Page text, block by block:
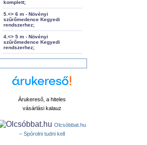
komplett;
5.<> 6 m - Növényi
szűrőmedence Kegyedi
rendszerhez;
4.<> 5 m - Növényi
szűrőmedence Kegyedi
rendszerhez;
Árukereső, a hiteles
vásárlási kalauz
Olcsóbbat.hu
– Spórolni tudni kell